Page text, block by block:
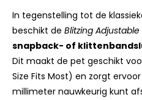
In tegenstelling tot de
beschikt de Blitzing Adjustable
snapback- of
Dit maakt de pet geschikt
Size Fits Most) en zorgt
millimeter nauwkeurig kunt